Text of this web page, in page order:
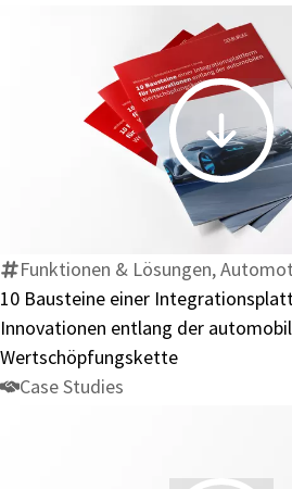
10
Bausteine
einer
für
entlang
Funktionen & Lösungen,
10 Bausteine einer
Innovationen entlang der
Wertschöpfungskette
Case Studies